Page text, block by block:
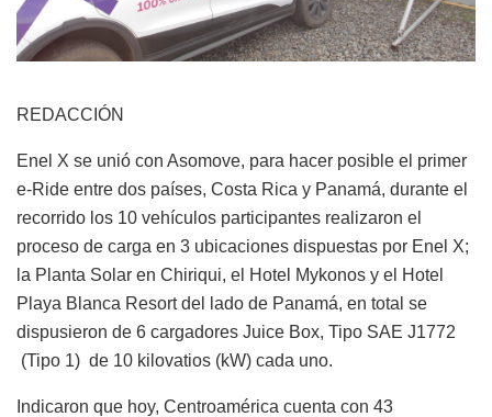
REDACCIÓN
Enel X se unió con Asomove, para hacer posible el primer
e-Ride entre dos países, Costa Rica y Panamá, durante el
recorrido los 10 vehículos participantes realizaron el
proceso de carga en 3 ubicaciones dispuestas por Enel X;
la Planta Solar en Chiriqui, el Hotel Mykonos y el Hotel
Playa Blanca Resort del lado de Panamá, en total se
dispusieron de 6 cargadores Juice Box, Tipo SAE J1772
(Tipo 1) de 10 kilovatios (kW) cada uno.
Indicaron que hoy, Centroamérica cuenta con 43